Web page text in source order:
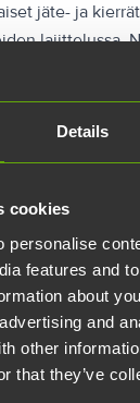
Details
cookies
personalise
features and
about
and
other
that they’ve
jäte- ja
lajittelussa.